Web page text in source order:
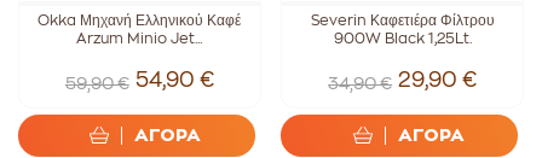
Okka Μηχανή Ελληνικού Καφέ
Arzum Minio Jet...
59,90 € 54,90 €
ΑΓΟΡΑ
Severin Καφετιέρα Φίλτρου
900W Black 1,25Lt.
34,90 € 29,90 €
ΑΓΟΡΑ